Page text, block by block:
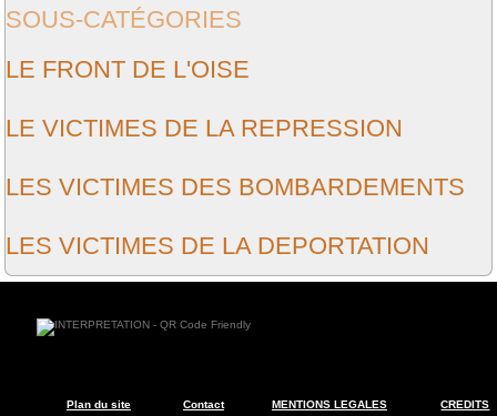
SOUS-CATÉGORIES
LE FRONT DE L'OISE
LE VICTIMES DE LA REPRESSION
LES VICTIMES DES BOMBARDEMENTS
LES VICTIMES DE LA DEPORTATION
Plan du site Contact MENTIONS LEGALES CREDITS